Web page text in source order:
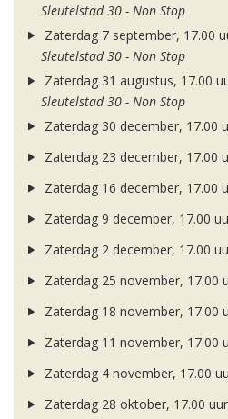
Sleutelstad 30 - Non Stop
Zaterdag 7 september, 17.00
Sleutelstad 30 - Non Stop
Zaterdag 31 augustus, 17.00
Sleutelstad 30 - Non Stop
Zaterdag 30 december, 17.00
Zaterdag 23 december, 17.00
Zaterdag 16 december, 17.00
Zaterdag 9 december, 17.00
Zaterdag 2 december, 17.00
Zaterdag 25 november, 17.00
Zaterdag 18 november, 17.00
Zaterdag 11 november, 17.00
Zaterdag 4 november, 17.00
Zaterdag 28 oktober, 17.00 uur